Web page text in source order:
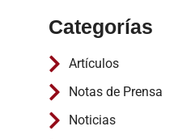
Categorías
Artículos
Notas de Prensa
Noticias